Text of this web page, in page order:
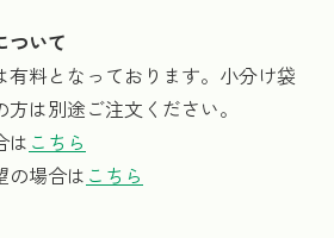
ついて
有料となっております。小分け袋
方は別途ご注文ください。
は こちら
の場合は こちら